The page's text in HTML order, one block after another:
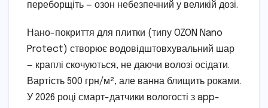
переборщіть — озон небезпечний у великій дозі.
Нано-покриття для плитки (типу OZON Nano
Protect) створює водовідштовхувальний шар
— краплі скочуються, не даючи волозі осідати.
Вартість 500 грн/м², але ванна блищить роками.
У 2026 році смарт-датчики вологості з app-